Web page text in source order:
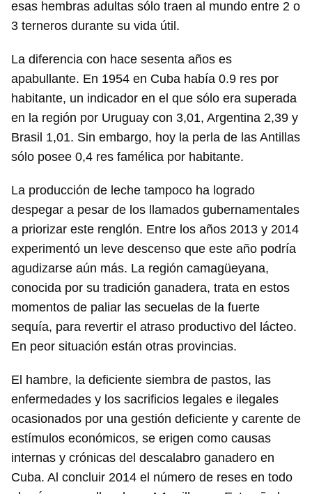
esas hembras adultas sólo traen al mundo entre 2 o
3 terneros durante su vida útil.
La diferencia con hace sesenta años es
apabullante. En 1954 en Cuba había 0.9 res por
habitante, un indicador en el que sólo era superada
en la región por Uruguay con 3,01, Argentina 2,39 y
Brasil 1,01. Sin embargo, hoy la perla de las Antillas
sólo posee 0,4 res famélica por habitante.
La producción de leche tampoco ha logrado
despegar a pesar de los llamados gubernamentales
a priorizar este renglón. Entre los años 2013 y 2014
experimentó un leve descenso que este año podría
agudizarse aún más. La región camagüeyana,
conocida por su tradición ganadera, trata en estos
momentos de paliar las secuelas de la fuerte
sequía, para revertir el atraso productivo del lácteo.
En peor situación están otras provincias.
El hambre, la deficiente siembra de pastos, las
enfermedades y los sacrificios legales e ilegales
ocasionados por una gestión deficiente y carente de
estímulos económicos, se erigen como causas
internas y crónicas del descalabro ganadero en
Cuba. Al concluir 2014 el número de reses en todo